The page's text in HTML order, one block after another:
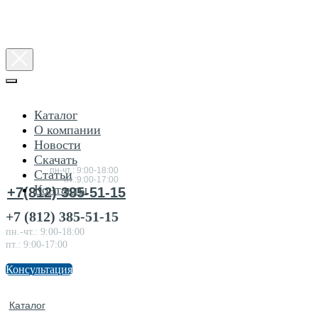
Консультация
по товарам
пн-чт.: 9:00-18:00
пт.:9:00-17:00
+7(812) 385-51-15
Каталог
Каталог
О компании
Новости
Скачать
Статьи
Контакты
+7 (812) 385-51-15
пн.-чт.: 9:00-18:00
пт.: 9:00-17:00
Консультация